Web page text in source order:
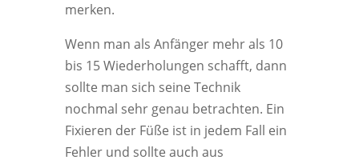
merken.
Wenn man als Anfänger mehr als 10
bis 15 Wiederholungen schafft, dann
sollte man sich seine Technik
nochmal sehr genau betrachten. Ein
Fixieren der Füße ist in jedem Fall ein
Fehler und sollte auch aus